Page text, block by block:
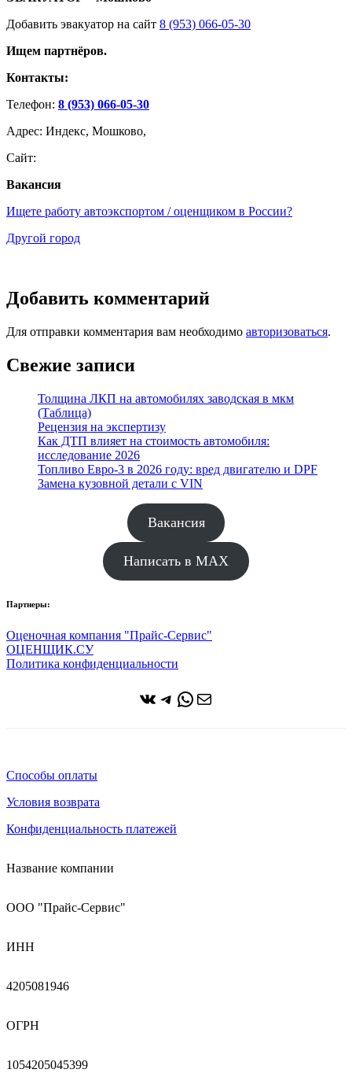
Добавить эвакуатор на сайт 8 (953) 066-05-30
Ищем партнёров.
Контакты:
Телефон: 8 (953) 066-05-30
Адрес: Индекс, Мошково,
Сайт:
Вакансия
Ищете работу автоэкспортом / оценщиком в России?
Другой город
Добавить комментарий
Для отправки комментария вам необходимо авторизоваться.
Свежие записи
Толщина ЛКП на автомобилях заводская в мкм
(Таблица)
Рецензия на экспертизу
Как ДТП влияет на стоимость автомобиля:
исследование 2026
Топливо Евро-3 в 2026 году: вред двигателю и DPF
Замена кузовной детали с VIN
Вакансия
Написать в MAX
Партнеры:
Оценочная компания "Прайс-Сервис"
ОЦЕНЩИК.СУ
Политика конфиденциальности
ВКонтакте
Telegram
WhatsApp
Почта
Способы оплаты
Условия возврата
Конфиденциальность платежей
Название компании
ООО "Прайс-Сервис"
ИНН
4205081946
ОГРН
1054205045399